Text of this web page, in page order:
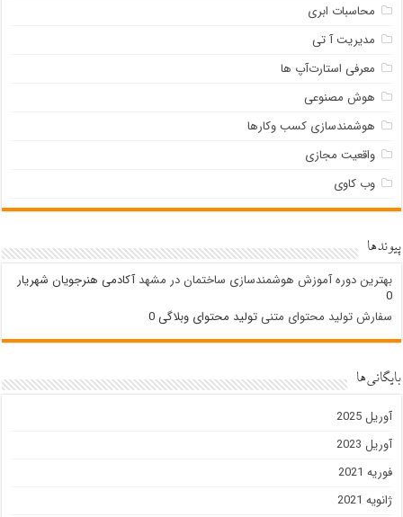
محاسبات ابری
مدیریت آ تی
معرفی استارت‌آپ ها
هوش مصنوعی
هوشمندسازی کسب وکارها
واقعیت مجازی
وب کاوی
پیوندها
بهترین دوره آموزش هوشمندسازی ساختمان در مشهدآکادمی هنرجویان شهریار
0
سفارش تولید محتوای متنی تولید محتوای وبلاگی 0
بایگانی‌ها
آوریل 2025
آوریل 2023
فوریه 2021
ژانویه 2021